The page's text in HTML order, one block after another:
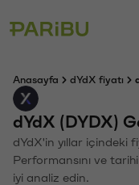
Anasayfa dYdX fiyatı
dYdX (DYDX)
dYdX'in yıllar içindeki
Performansını ve
iyi analiz edin.